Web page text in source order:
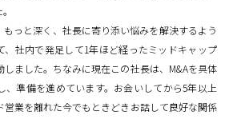
もっと深く、社長に寄り添い悩みを解決するよう
、社内で発足して1年ほど経ったミッドキャップ
ました。ちなみに現在この社長は、M&Aを具体
、準備を進めています。お会いしてから5年以上
業を離れた今でもときどきお話して良好な関係